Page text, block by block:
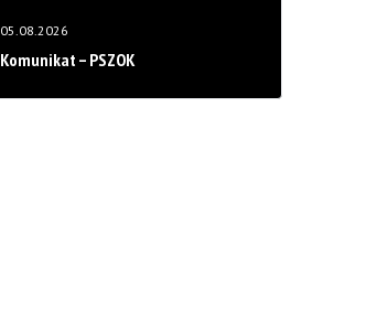
05.08.2026
Komunikat – PSZOK